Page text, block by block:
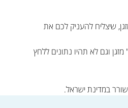
שיצליח להעניק לכם את
וגם לא תהיו נתונים ללחץ
במדינת ישראל.